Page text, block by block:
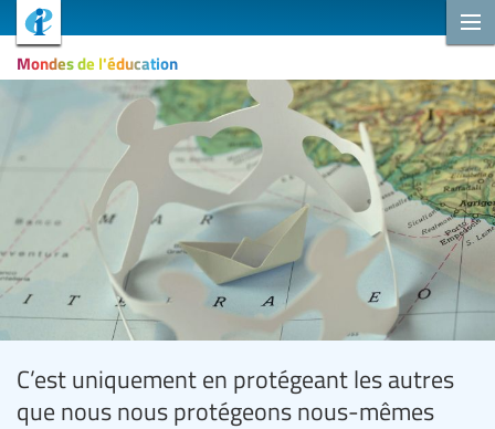
Mondes de l'éducation
C’est uniquement en protégeant les autres
que nous nous protégeons nous-mêmes